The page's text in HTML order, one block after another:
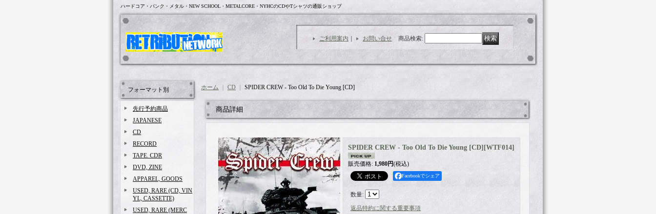
ハードコア・パンク・メタル・NEW SCHOOL・METALCORE・NYHCのCDやTシャツの通販ショップ
ご利用案内 お問い合せ 商品検索:
フォーマット別
先行予約商品
JAPANESE
CD
RECORD
TAPE. CDR
DVD, ZINE
APPAREL, GOODS
USED, RARE (CD, VIN
YL, CASSETTE)
USED, RARE (MERC
ホーム CD SPIDER CREW - Too Old To Die Young [CD]
商品詳細
SPIDER CREW - Too Old To Die Young [CD] [WTF014]
販売価格: 1,980円(税込)
Facebookでシェア
数量:
返品特約に関する重要事項